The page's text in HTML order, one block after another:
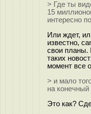
> Где ты
15
интересно
Или ждет,
известно,
свои планы.
таких
момент все
> и мало
на конечный
Это как?